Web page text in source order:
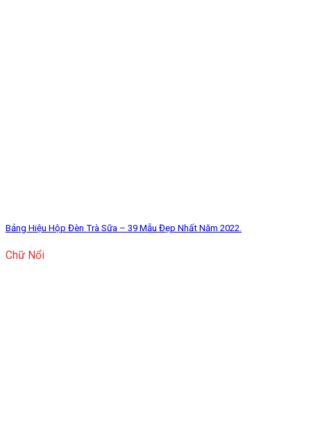
Bảng Hiệu Hộp Đèn Trà Sữa – 39 Mẫu Đẹp Nhất Năm 2022.
Chữ Nổi